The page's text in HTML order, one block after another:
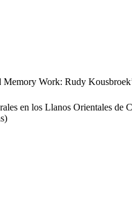
Work: Rudy
en los Llanos Orientales